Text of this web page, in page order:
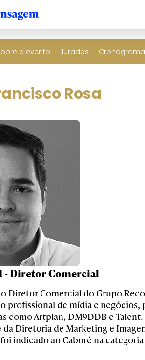
o evento Jurados
Rosa
- Diretor Comercial
Diretor Comercial do Grupo
profissional de mídia e negócios,
como Artplan, DM9DDB e Talent.
Diretoria de Marketing e
indicado ao Caboré na